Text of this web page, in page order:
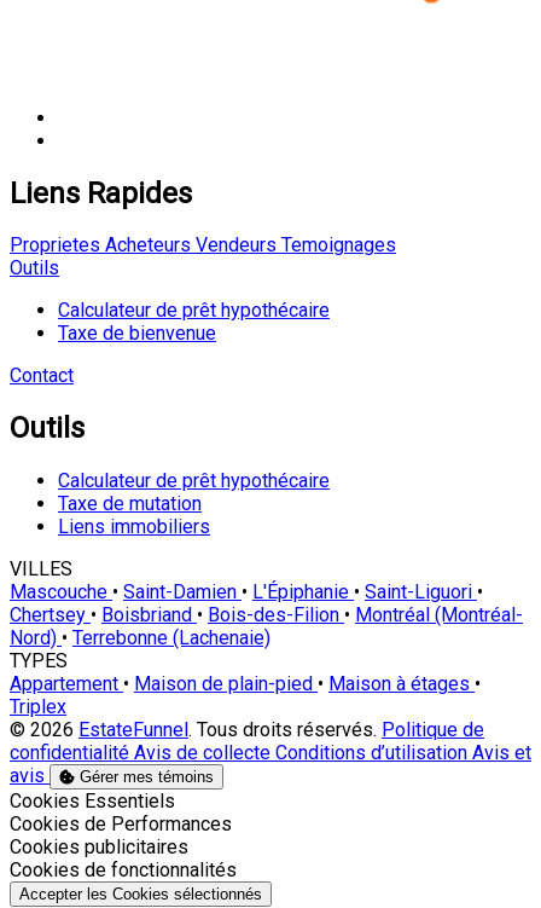
Liens Rapides
Proprietes Acheteurs Vendeurs Temoignages
Outils
Calculateur de prêt hypothécaire
Taxe de bienvenue
Contact
Outils
Calculateur de prêt hypothécaire
Taxe de mutation
Liens immobiliers
VILLES
Mascouche • Saint-Damien • L'Épiphanie • Saint-Liguori •
Chertsey • Boisbriand • Bois-des-Filion • Montréal (Montréal-
Nord) • Terrebonne (Lachenaie)
TYPES
Appartement • Maison de plain-pied • Maison à étages •
Triplex
© 2026 EstateFunnel . Tous droits réservés. Politique de
confidentialité Avis de collecte Conditions d’utilisation Avis et
avis
Gérer mes témoins
Activer
Cookies Essentiels
Activer
Cookies de Performances
Activer
Cookies publicitaires
Activer
Cookies de fonctionnalités
Accepter les Cookies sélectionnés